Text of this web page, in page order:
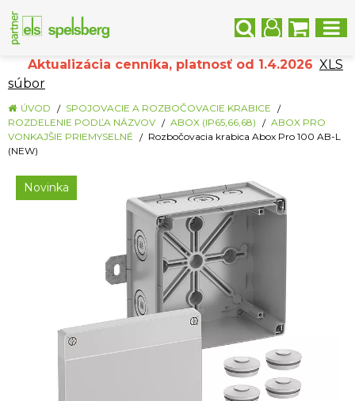
Aktualizácia cenníka, platnosť od 1.4.2026 XLS
súbor
ÚVOD
SPOJOVACIE A ROZBOČOVACIE KRABICE
ROZDELENIE PODĽA NÁZVOV
ABOX (IP65,66,68)
ABOX PRO
VONKAJŠIE PRIEMYSELNÉ
Rozbočovacia krabica Abox Pro 100 AB-L
(NEW)
Novinka